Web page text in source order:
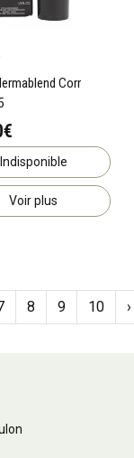
Corr
Indisponible
Voir plus
8 9 10 ›